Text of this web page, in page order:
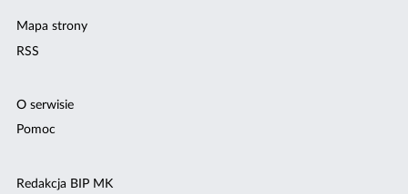
Mapa strony
RSS
O serwisie
Pomoc
Redakcja BIP MK